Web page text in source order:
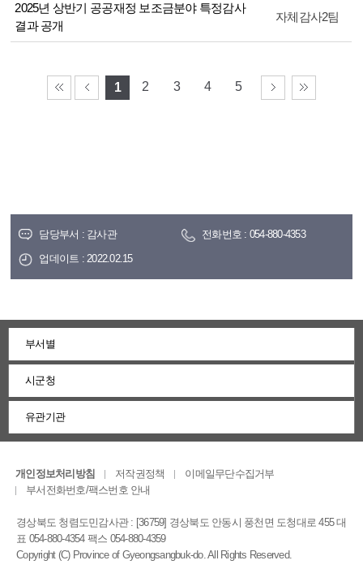
2025년 상반기 공공재정 보조금분야 특정감사
결과 공개
자체감사2팀
1 2 3 4 5
담당부서 : 감사관
전화번호 : 054-880-4353
업데이트 : 2022.02.15
부서별
시군청
유관기관
개인정보처리방침 저작권정책
이메일무단수집거부
부서전화번호/팩스번호 안내
경상북도 청렴도민감사관 : [36759] 경상북도 안동시 풍천면 도청대로 455 대
표 054-880-4354 팩스 054-880-4359
Copyright (C) Province of Gyeongsangbuk-do. All Rights Reserved.